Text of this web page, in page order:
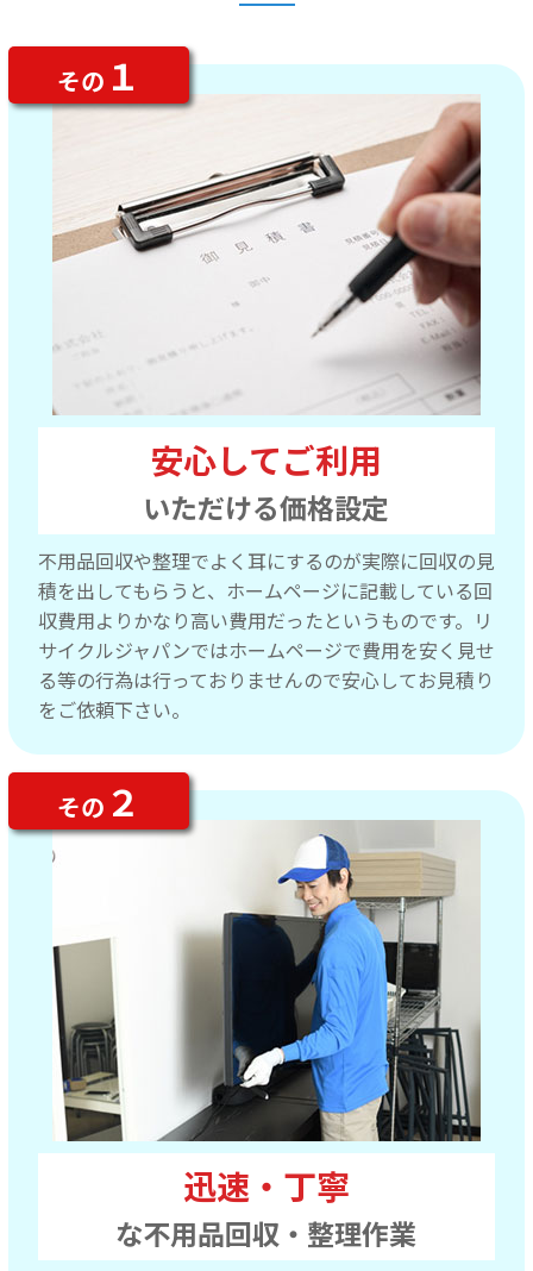
安心してご利用
いただける価格設定
不用品回収や整理でよく耳にするのが実際に回収の見
積を出してもらうと、ホームページに記載している回
収費用よりかなり高い費用だったというものです。リ
サイクルジャパンではホームページで費用を安く見せ
る等の行為は行っておりませんので安心してお見積り
をご依頼下さい。
その １
迅速・丁寧
な不用品回収・整理作業
その ２